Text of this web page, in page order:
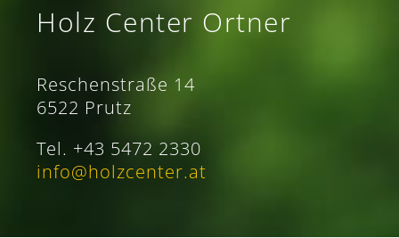
Holz Center Ortner
Reschenstraße 14
6522 Prutz
Tel. +43 5472 2330
info@holzcenter.at